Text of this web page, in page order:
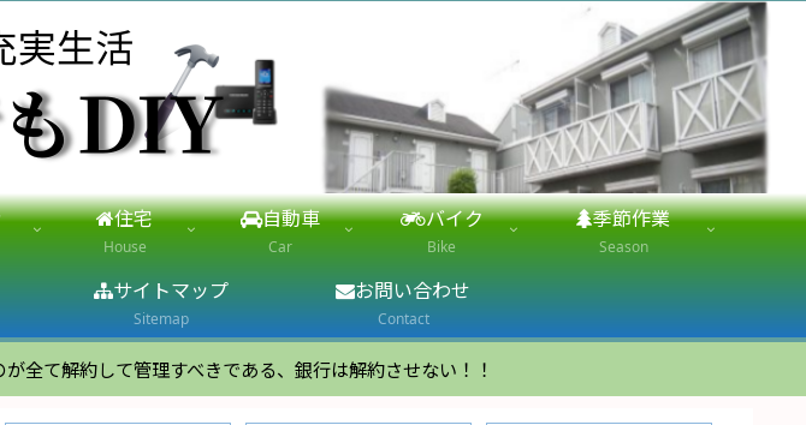
住宅
House
自動車
Car
バイク
Bike
季節作業
Season
サイトマップ
Sitemap
お問い合わせ
Contact
全て解約して管理すべきである、銀行は解約させない！！